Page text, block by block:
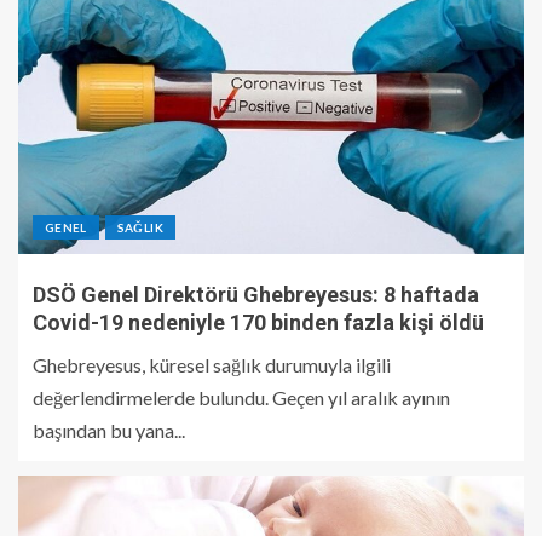
GENEL SAĞLIK
DSÖ Genel Direktörü Ghebreyesus: 8 haftada
Covid-19 nedeniyle 170 binden fazla kişi öldü
Ghebreyesus, küresel sağlık durumuyla ilgili
değerlendirmelerde bulundu. Geçen yıl aralık ayının
başından bu yana...